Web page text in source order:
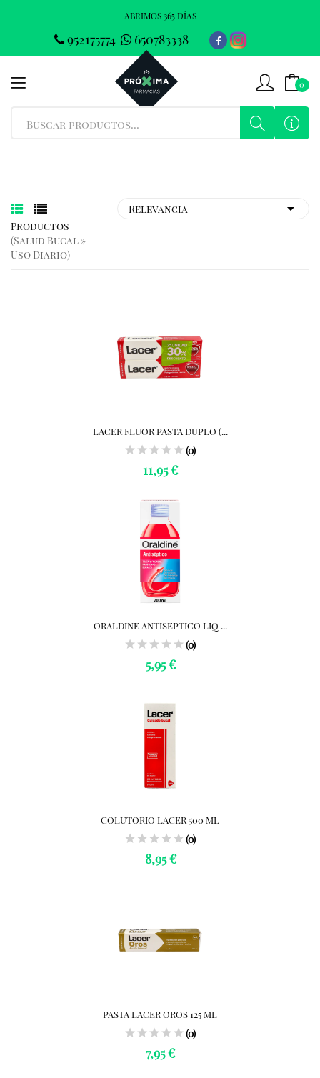
ABRIMOS 365 DÍAS
952175774 650783338
0
Productos
(salud Bucal »
Uso Diario)
LACER FLUOR PASTA DUPLO (...
(0)
11,95 €
ORALDINE ANTISEPTICO LIQ ...
(0)
5,95 €
COLUTORIO LACER 500 ML
(0)
8,95 €
PASTA LACER OROS 125 ML
(0)
7,95 €